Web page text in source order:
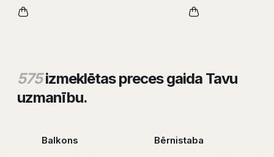
575izmeklētas preces gaida Tavu
uzmanību.
Balkons Bērnistaba